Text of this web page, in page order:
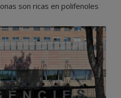
son ricas en polifenoles